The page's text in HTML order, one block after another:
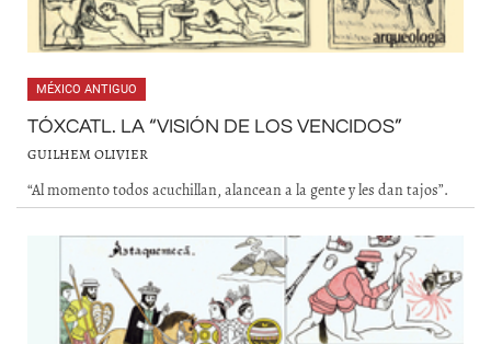
MÉXICO ANTIGUO
TÓXCATL. LA “VISIÓN DE LOS VENCIDOS”
GUILHEM OLIVIER
“Al momento todos acuchillan, alancean a la gente y les dan tajos”.